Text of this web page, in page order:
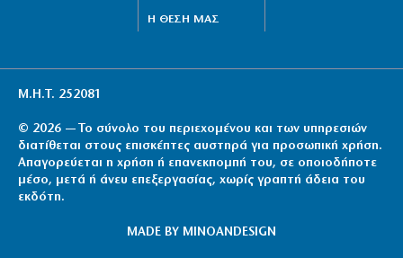
Η ΘΕΣΗ ΜΑΣ
Μ.Η.Τ. 252081
© 2026 — Το σύνολο του περιεχομένου και των υπηρεσιών
διατίθεται στους επισκέπτες αυστηρά για προσωπική χρήση.
Απαγορεύεται η χρήση ή επανεκπομπή του, σε οποιοδήποτε
μέσο, μετά ή άνευ επεξεργασίας, χωρίς γραπτή άδεια του
εκδότη.
MADE BY MINOANDESIGN